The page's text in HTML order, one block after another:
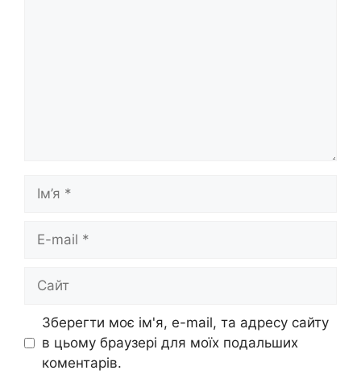
Ім’я
Сайт
Зберегти моє ім'я, e-mail, та адресу сайту
в цьому браузері для моїх подальших
коментарів.